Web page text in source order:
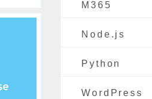
M365
Node.js
Python
WordPress